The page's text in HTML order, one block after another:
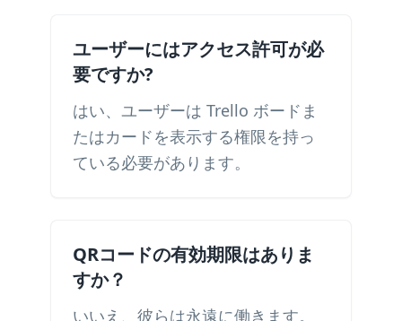
ユーザーにはアクセス許可が必
要ですか?
はい、ユーザーは Trello ボードま
たはカードを表示する権限を持っ
ている必要があります。
QRコードの有効期限はありま
すか？
いいえ、彼らは永遠に働きます。